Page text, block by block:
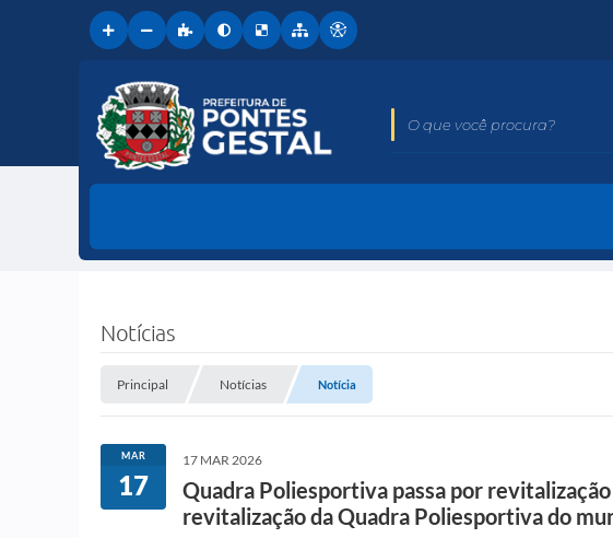
O que você procura?
Notícias
Principal Notícias Notícia
MAR
17
17 MAR 2026
Quadra Poliesportiva passa por
revitalização da Quadra Poliesportiva do